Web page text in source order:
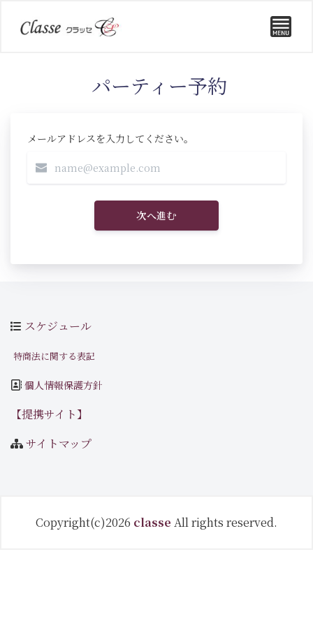
パーティー予約
メールアドレスを入力してください。
次へ進む
スケジュール
特商法に関する表記
個人情報保護方針
【提携サイト】
サイトマップ
Copyright(c)2026 classe All rights reserved.